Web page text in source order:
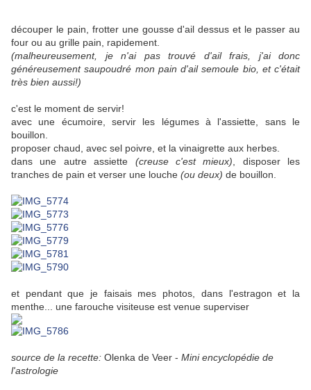
découper le pain, frotter une gousse d'ail dessus et le passer au
four ou au grille pain, rapidement.
(malheureusement, je n'ai pas trouvé d'ail frais, j'ai donc
généreusement saupoudré mon pain d'ail semoule bio, et c'était
très bien aussi!)
c'est le moment de servir!
avec une écumoire, servir les légumes à l'assiette, sans le
bouillon.
proposer chaud, avec sel poivre, et la vinaigrette aux herbes.
dans une autre assiette (creuse c'est mieux) , disposer les
tranches de pain et verser une louche (ou deux) de bouillon.
et pendant que je faisais mes photos, dans l'estragon et la
menthe... une farouche visiteuse est venue superviser
source de la recette: Olenka de Veer - Mini encyclopédie de
l'astrologie